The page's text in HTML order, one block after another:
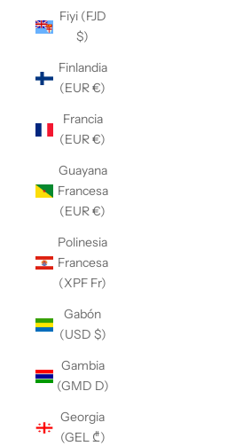
Fiyi (FJD
$)
Finlandia
(EUR €)
Francia
(EUR €)
Guayana
Francesa
(EUR €)
Polinesia
Francesa
(XPF Fr)
Gabón
(USD $)
Gambia
(GMD D)
Georgia
(GEL ₾)